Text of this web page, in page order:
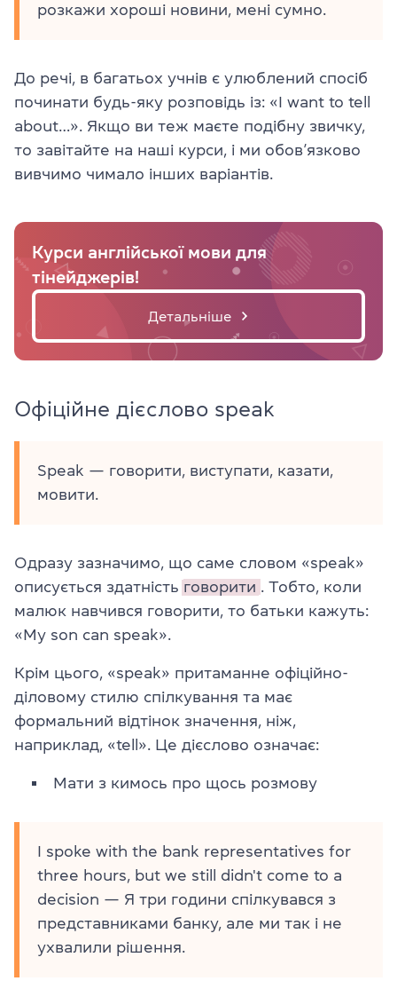
розкажи хороші новини, мені сумно.
До речі, в багатьох учнів є улюблений спосіб
починати будь-яку розповідь із: «I want to tell
about…». Якщо ви теж маєте подібну звичку,
то завітайте на наші курси, і ми обов’язково
вивчимо чимало інших варіантів.
Курси англійської мови для
тінейджерів!
Детальніше
Офіційне дієслово speak
Speak — говорити, виступати, казати,
мовити.
Одразу зазначимо, що саме словом «speak»
описується здатність говорити . Тобто, коли
малюк навчився говорити, то батьки кажуть:
«My son can speak».
Крім цього, «speak» притаманне офіційно-
діловому стилю спілкування та має
формальний відтінок значення, ніж,
наприклад, «tell». Це дієслово означає:
Мати з кимось про щось розмову
I spoke with the bank representatives for
three hours, but we still didn't come to a
decision — Я три години спілкувався з
представниками банку, але ми так і не
ухвалили рішення.